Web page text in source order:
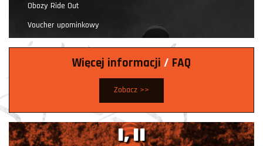
I, II
Obozy Ride Out
Voucher upominkowy
Więcej informacji / FAQ
Zobacz >>